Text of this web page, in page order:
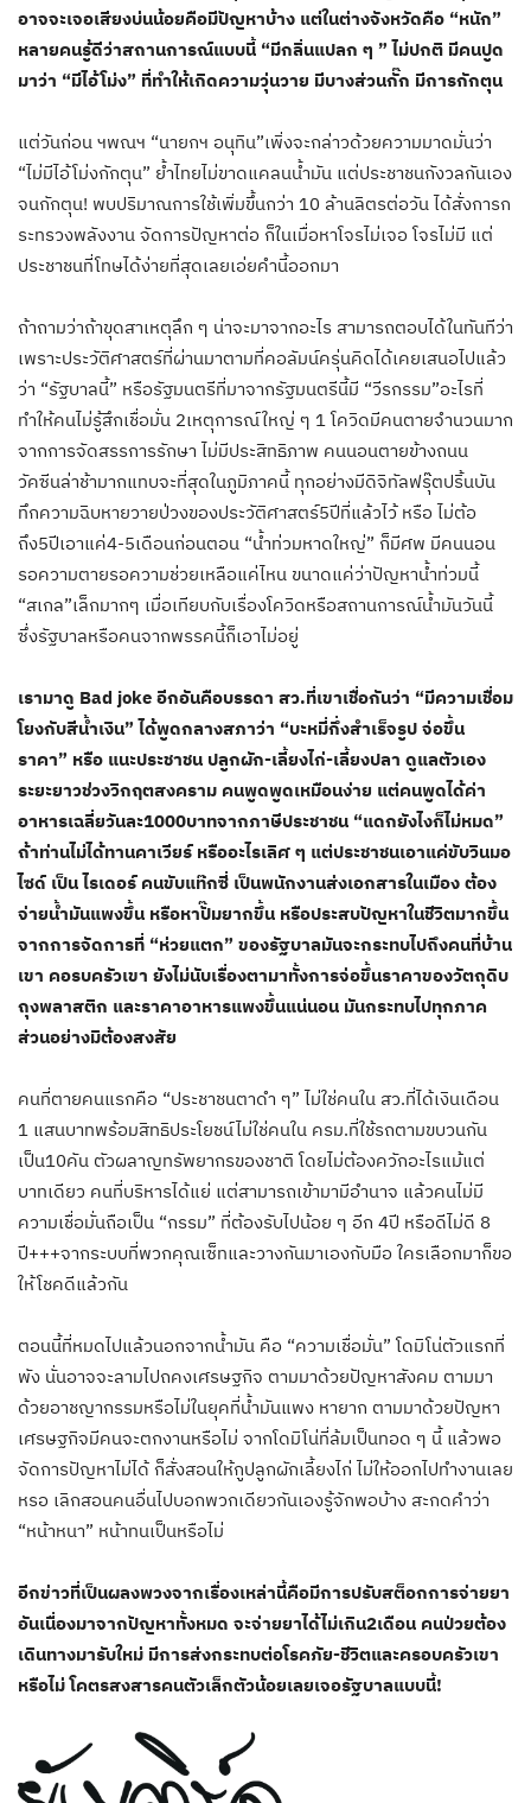
อาจจะเจอเสียงบ่นน้อยคือมีปัญหาบ้าง แต่ในต่างจังหวัดคือ “หนัก”
หลายคนรู้ดีว่าสถานการณ์แบบนี้ “มีกลิ่นแปลก ๆ ” ไม่ปกติ มีคนปูด
มาว่า “มีไอ้โม่ง” ที่ทำให้เกิดความวุ่นวาย มีบางส่วนกั๊ก มีการกักตุน
แต่วันก่อน ฯพณฯ “นายกฯ อนุทิน”เพิ่งจะกล่าวด้วยความมาดมั่นว่า
“ไม่มีไอ้โม่งกักตุน” ย้ำไทยไม่ขาดแคลนน้ำมัน แต่ประชาชนกังวลกันเอง
จนกักตุน! พบปริมาณการใช้เพิ่มขึ้นกว่า 10 ล้านลิตรต่อวัน ได้สั่งการก
ระทรวงพลังงาน จัดการปัญหาต่อ ก็ในเมื่อหาโจรไม่เจอ โจรไม่มี แต่
ประชาชนที่โทษได้ง่ายที่สุดเลยเอ่ยคำนี้ออกมา
ถ้าถามว่าถ้าขุดสาเหตุลึก ๆ น่าจะมาจากอะไร สามารถตอบได้ในทันทีว่า
เพราะประวัติศาสตร์ที่ผ่านมาตามที่คอลัมน์ครุ่นคิดได้เคยเสนอไปแล้ว
ว่า “รัฐบาลนี้” หรือรัฐมนตรีที่มาจากรัฐมนตรีนี้มี “วีรกรรม”อะไรที่
ทำให้คนไม่รู้สึกเชื่อมั่น 2เหตุการณ์ใหญ่ ๆ 1 โควิดมีคนตายจำนวนมาก
จากการจัดสรรการรักษา ไม่มีประสิทธิภาพ คนนอนตายข้างถนน
วัคซีนล่าช้ามากแทบจะที่สุดในภูมิภาคนี้ ทุกอย่างมีดิจิทัลฟรุ๊ตปริ้นบัน
ทึกความฉิบหายวายป่วงของประวัติศาสตร์5ปีที่แล้วไว้ หรือ ไม่ต้อ
ถึง5ปีเอาแค่4-5เดือนก่อนตอน “น้ำท่วมหาดใหญ่” ก็มีศพ มีคนนอน
รอความตายรอความช่วยเหลือแค่ไหน ขนาดแค่ว่าปัญหาน้ำท่วมนี้
“สเกล”เล็กมากๆ เมื่อเทียบกับเรื่องโควิดหรือสถานการณ์น้ำมันวันนี้
ซึ่งรัฐบาลหรือคนจากพรรคนี้ก็เอาไม่อยู่
เรามาดู Bad joke อีกอันคือบรรดา สว.ที่เขาเชื่อกันว่า “มีความเชื่อม
โยงกับสีน้ำเงิน” ได้พูดกลางสภาว่า “บะหมี่กึ่งสำเร็จรูป จ่อขึ้น
ราคา” หรือ แนะประชาชน ปลูกผัก-เลี้ยงไก่-เลี้ยงปลา ดูแลตัวเอง
ระยะยาวช่วงวิกฤตสงคราม คนพูดพูดเหมือนง่าย แต่คนพูดได้ค่า
อาหารเฉลี่ยวันละ1000บาทจากภาษีประชาชน “แดกยังไงก็ไม่หมด”
ถ้าท่านไม่ได้ทานคาเวียร์ หรืออะไรเลิศ ๆ แต่ประชาชนเอาแค่ขับวินมอ
ไซด์ เป็น ไรเดอร์ คนขับแท๊กซี่ เป็นพนักงานส่งเอกสารในเมือง ต้อง
จ่ายน้ำมันแพงขึ้น หรือหาปั๊มยากขึ้น หรือประสบปัญหาในชีวิตมากขึ้น
จากการจัดการที่ “ห่วยแตก” ของรัฐบาลมันจะกระทบไปถึงคนที่บ้าน
เขา คอรบครัวเขา ยังไม่นับเรื่องตามาทั้งการจ่อขึ้นราคาของวัตถุดิบ
ถุงพลาสติก และราคาอาหารแพงขึ้นแน่นอน มันกระทบไปทุกภาค
ส่วนอย่างมิต้องสงสัย
คนที่ตายคนแรกคือ “ประชาชนตาดำ ๆ” ไม่ใช่คนใน สว.ที่ได้เงินเดือน
1 แสนบาทพร้อมสิทธิประโยชน์ไม่ใช่คนใน ครม.ที่ใช้รถตามขบวนกัน
เป็น10คัน ตัวผลาญทรัพยากรของชาติ โดยไม่ต้องควักอะไรแม้แต่
บาทเดียว คนที่บริหารได้แย่ แต่สามารถเข้ามามีอำนาจ แล้วคนไม่มี
ความเชื่อมั่นถือเป็น “กรรม” ที่ต้องรับไปน้อย ๆ อีก 4ปี หรือดีไม่ดี 8
ปี+++จากระบบที่พวกคุณเซ็ทและวางกันมาเองกับมือ ใครเลือกมาก็ขอ
ให้โชคดีแล้วกัน
ตอนนี้ที่หมดไปแล้วนอกจากน้ำมัน คือ “ความเชื่อมั่น” โดมิโน่ตัวแรกที่
พัง นั่นอาจจะลามไปถคงเศรษฐกิจ ตามมาด้วยปัญหาสังคม ตามมา
ด้วยอาชญากรรมหรือไม่ในยุคที่น้ำมันแพง หายาก ตามมาด้วยปัญหา
เศรษฐกิจมีคนจะตกงานหรือไม่ จากโดมิโน่ที่ล้มเป็นทอด ๆ นี้ แล้วพอ
จัดการปัญหาไม่ได้ ก็สั่งสอนให้กูปลูกผักเลี้ยงไก่ ไม่ให้ออกไปทำงานเลย
หรอ เลิกสอนคนอื่นไปบอกพวกเดียวกันเองรู้จักพอบ้าง สะกดคำว่า
“หน้าหนา” หน้าทนเป็นหรือไม่
อีกข่าวที่เป็นผลงพวงจากเรื่องเหล่านี้คือมีการปรับสต็อกการจ่ายยา
อันเนื่องมาจากปัญหาทั้งหมด จะจ่ายยาได้ไม่เกิน2เดือน คนป่วยต้อง
เดินทางมารับใหม่ มีการส่งกระทบต่อโรคภัย-ชีวิตและครอบครัวเขา
หรือไม่ โคตรสงสารคนตัวเล็กตัวน้อยเลยเจอรัฐบาลแบบนี้!